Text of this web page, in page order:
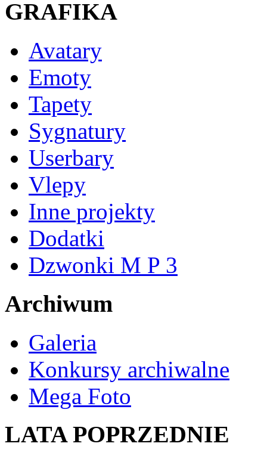
GRAFIKA
Avatary
Emoty
Tapety
Sygnatury
Userbary
Vlepy
Inne projekty
Dodatki
Dzwonki M P 3
Archiwum
Galeria
Konkursy archiwalne
Mega Foto
LATA POPRZEDNIE